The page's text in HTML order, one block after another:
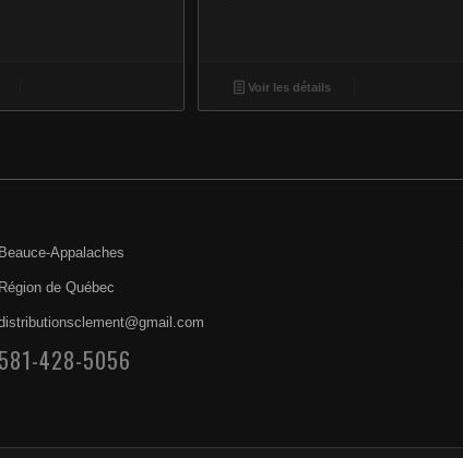
Voir les détails
Beauce-Appalaches
Région de Québec
581-428-5056